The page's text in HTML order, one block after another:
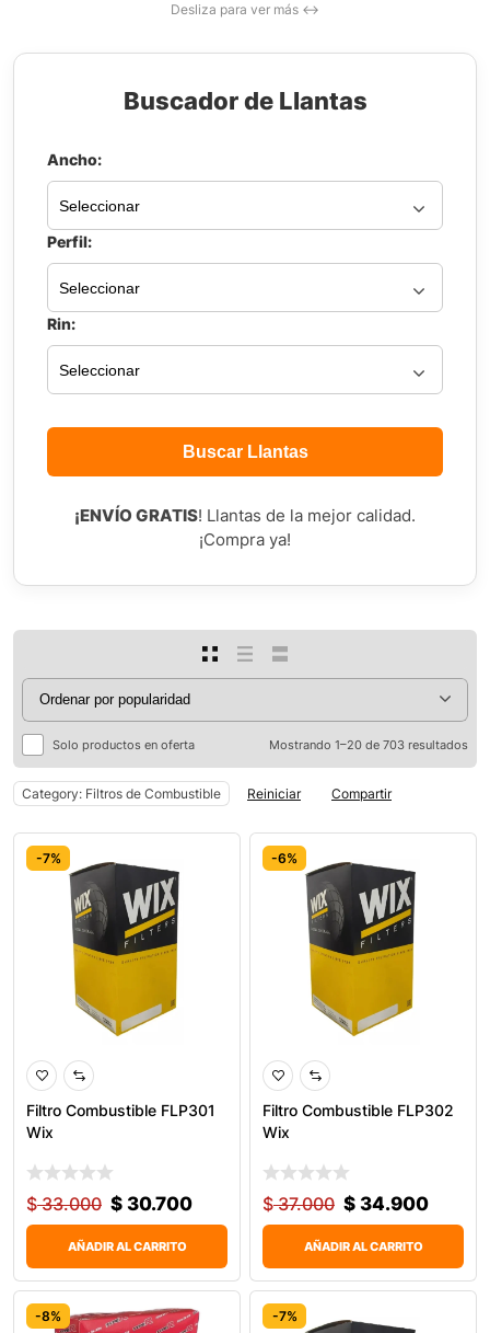
Desliza para ver más ↔
Buscador de Llantas
Ancho:
Perfil:
Rin:
¡ENVÍO GRATIS! Llantas de la mejor calidad.
¡Compra ya!
Solo productos en oferta Mostrando 1–20 de 703 resultados
Category: Filtros de Combustible Reiniciar Compartir
-7%
Filtro Combustible FLP301
Wix
$33.000 $ 30.700
AÑADIR AL CARRITO
-6%
Filtro Combustible FLP302
Wix
$37.000 $ 34.900
AÑADIR AL CARRITO
-8% -7%